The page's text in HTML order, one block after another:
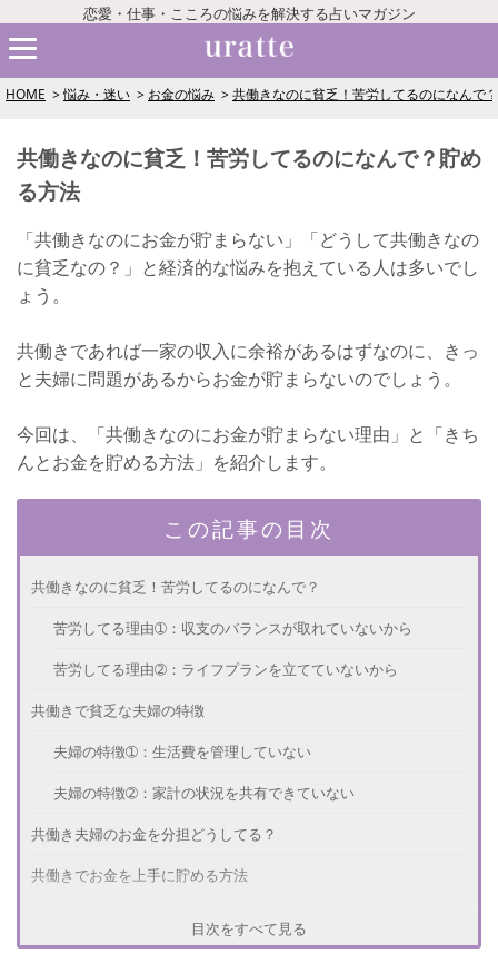
恋愛・仕事・こころの悩みを解決する占いマガジン
HOME 悩み・迷い お金の悩み 共働きなのに貧乏！苦労してるのになんで
共働きなのに貧乏！苦労してるのになんで？貯め
る方法
「共働きなのにお金が貯まらない」「どうして共働きなの
に貧乏なの？」と経済的な悩みを抱えている人は多いでし
ょう。
共働きであれば一家の収入に余裕があるはずなのに、きっ
と夫婦に問題があるからお金が貯まらないのでしょう。
今回は、「共働きなのにお金が貯まらない理由」と「きち
んとお金を貯める方法」を紹介します。
この記事の目次
共働きなのに貧乏！苦労してるのになんで？
苦労してる理由➀：収支のバランスが取れていないから
苦労してる理由➁：ライフプランを立てていないから
共働きで貧乏な夫婦の特徴
夫婦の特徴➀：生活費を管理していない
夫婦の特徴➁：家計の状況を共有できていない
共働き夫婦のお金を分担どうしてる？
共働きでお金を上手に貯める方法
目次をすべて見る